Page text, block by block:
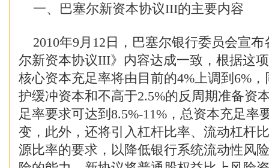
一、巴塞尔新资本协议III的主要内容
2010年9月12日，巴塞尔银行委员会宣布
尔新资本协议III》内容达成一致，根据这
核心资本充足率将由目前的4%上调到6%
护缓冲资本和不高于2.5%的反周期准备资
足率要求可达到8.5%-11%，总资本充足率
变，此外，还将引入杠杆比率、流动杠杆
源比率的要求，以降低银行系统流动性风